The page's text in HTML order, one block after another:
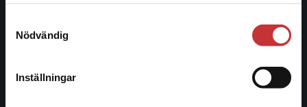
Nödvändig
Inställningar
studentlitteratur.se via en enhet utanför Sverige.
Vi erbjuder inte leveranser utanför Sverige. För
att kunna slutföra ett köp måste
informationstjänster i utbudet, finns Studentlitteratur med